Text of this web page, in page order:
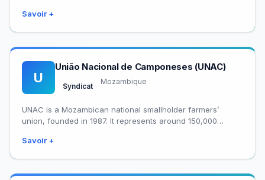
Savoir +
U
União Nacional de Camponeses (UNAC)
Syndicat
Mozambique
UNAC is a Mozambican national smallholder farmers’
union, founded in 1987. It represents around 150,000
district,…
Savoir +